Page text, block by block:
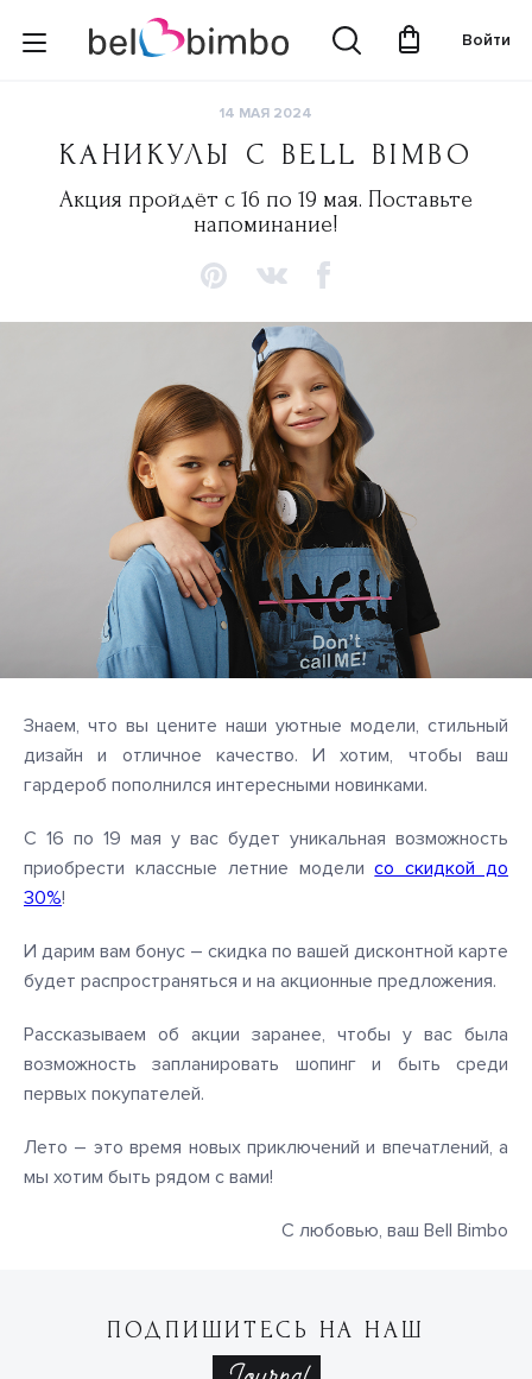
Войти
14 МАЯ 2024
КАНИКУЛЫ С BELL BIMBO
Акция пройдёт с 16 по 19 мая. Поставьте
напоминание!
Знаем, что вы цените наши уютные модели, стильный
дизайн и отличное качество. И хотим, чтобы ваш
гардероб пополнился интересными новинками.
С 16 по 19 мая у вас будет уникальная возможность
приобрести классные летние моделисо скидкой до
30%!
И дарим вам бонус – скидка по вашей дисконтной карте
будет распространяться и на акционные предложения.
Рассказываем об акции заранее, чтобы у вас была
возможность запланировать шопинг и быть среди
первых покупателей.
Лето – это время новых приключений и впечатлений, а
мы хотим быть рядом с вами!
С любовью, ваш Bell Bimbo
ПОДПИШИТЕСЬ НА НАШ